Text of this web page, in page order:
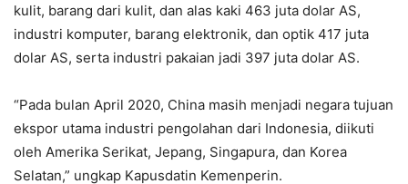
kulit, barang dari kulit, dan alas kaki 463 juta dolar AS,
industri komputer, barang elektronik, dan optik 417 juta
dolar AS, serta industri pakaian jadi 397 juta dolar AS.
“Pada bulan April 2020, China masih menjadi negara tujuan
ekspor utama industri pengolahan dari Indonesia, diikuti
oleh Amerika Serikat, Jepang, Singapura, dan Korea
Selatan,” ungkap Kapusdatin Kemenperin.